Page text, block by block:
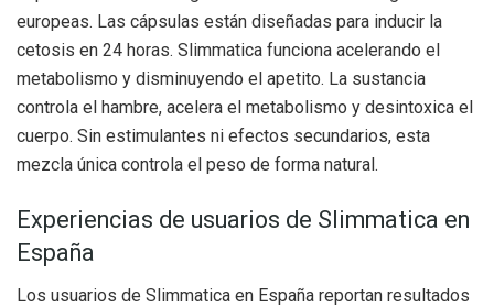
europeas. Las cápsulas están diseñadas para inducir la
cetosis en 24 horas. Slimmatica funciona acelerando el
metabolismo y disminuyendo el apetito. La sustancia
controla el hambre, acelera el metabolismo y desintoxica el
cuerpo. Sin estimulantes ni efectos secundarios, esta
mezcla única controla el peso de forma natural.
Experiencias de usuarios de Slimmatica en
España
Los usuarios de Slimmatica en España reportan resultados